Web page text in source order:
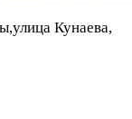
Кунаева,